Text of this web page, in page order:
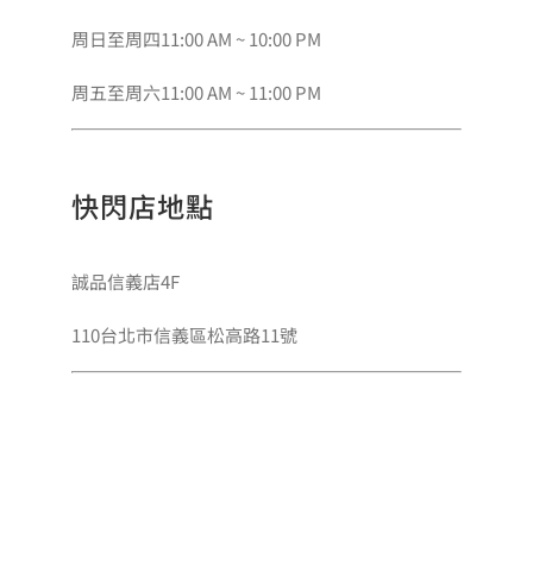
周日至周四11:00 AM ~ 10:00 PM
周五至周六11:00 AM ~ 11:00 PM
快閃店地點
誠品信義店4F
110台北市信義區松高路11號